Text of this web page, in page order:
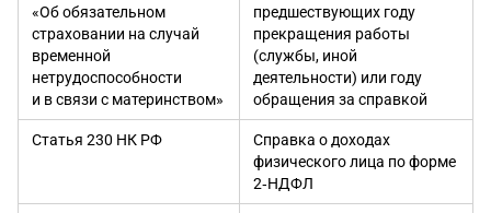
«Об обязательном
страховании на случай
временной
нетрудоспособности
и в связи с материнством»
предшествующих году
прекращения работы
(службы, иной
деятельности) или году
обращения за справкой
Статья 230 НК РФ
Справка о доходах
физического лица по форме
2‑НДФЛ